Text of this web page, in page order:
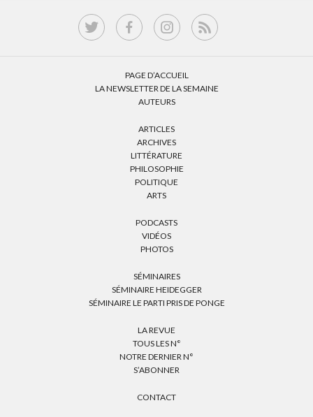
PAGE D’ACCUEIL
LA NEWSLETTER DE LA SEMAINE
AUTEURS
ARTICLES
ARCHIVES
LITTÉRATURE
PHILOSOPHIE
POLITIQUE
ARTS
PODCASTS
VIDÉOS
PHOTOS
SÉMINAIRES
SÉMINAIRE HEIDEGGER
SÉMINAIRE LE PARTI PRIS DE PONGE
LA REVUE
TOUS LES N°
NOTRE DERNIER N°
S’ABONNER
CONTACT